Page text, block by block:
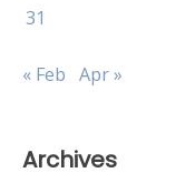
31
« Feb Apr »
Archives